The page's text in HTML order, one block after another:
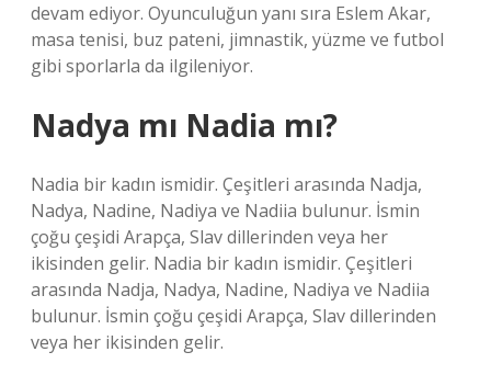
devam ediyor. Oyunculuğun yanı sıra Eslem Akar,
masa tenisi, buz pateni, jimnastik, yüzme ve futbol
gibi sporlarla da ilgileniyor.
Nadya mı Nadia mı?
Nadia bir kadın ismidir. Çeşitleri arasında Nadja,
Nadya, Nadine, Nadiya ve Nadiia bulunur. İsmin
çoğu çeşidi Arapça, Slav dillerinden veya her
ikisinden gelir. Nadia bir kadın ismidir. Çeşitleri
arasında Nadja, Nadya, Nadine, Nadiya ve Nadiia
bulunur. İsmin çoğu çeşidi Arapça, Slav dillerinden
veya her ikisinden gelir.